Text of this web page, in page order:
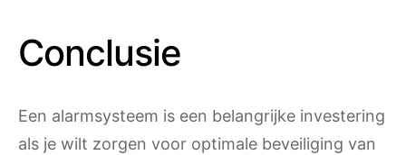
Conclusie
Een alarmsysteem is een belangrijke investering
als je wilt zorgen voor optimale beveiliging van